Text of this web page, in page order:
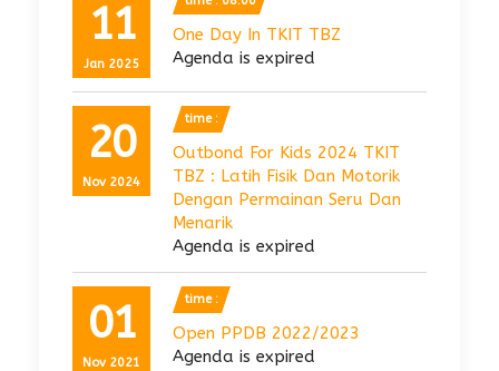
11
Jan 2025
One Day In TKIT TBZ
Agenda is expired
20
Nov 2024
time :
Outbond For Kids 2024 TKIT
TBZ : Latih Fisik Dan Motorik
Dengan Permainan Seru Dan
Menarik
Agenda is expired
01
Nov 2021
time :
Open PPDB 2022/2023
Agenda is expired